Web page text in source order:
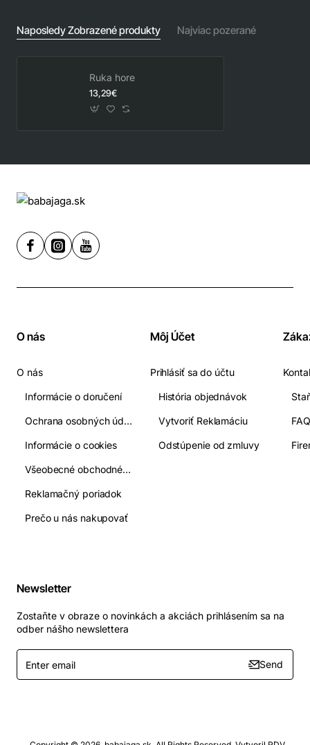
Naposledy Zobrazené produkty Najviac pozerané
Ruka hore
13,29€
O nás
O nás
Informácie o doručení
Ochrana osobných údajov
Informácie o cookies
Všeobecné obchodné podmienky
Reklamačný poriadok
Prečo u nás nakupovať
Môj Účet
Prihlásiť sa do účtu
História objednávok
Vytvoriť Reklamáciu
Odstúpenie od zmluvy
Newsletter
Zostaňte v obraze o novinkách a akciách prihlásením sa na
odber nášho newslettera
Enter
email
Send